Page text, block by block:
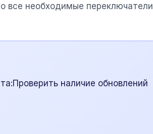
все необходимые переключатели
наличие обновлений